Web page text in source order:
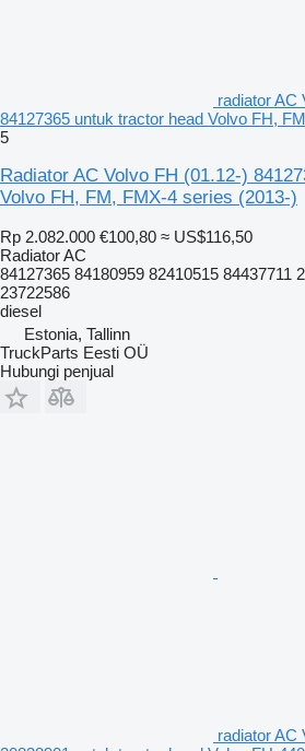
radiator AC
84127365 untuk tractor head Volvo FH,
5
Radiator AC Volvo FH (01.12-)
Volvo FH, FM, FMX-4 series (2013-)
Rp 2.082.000 €100,80 ≈ US$116,50
Radiator AC
84127365 84180959 82410515 84437711
23722586
diesel
Estonia, Tallinn
TruckParts Eesti OÜ
Hubungi penjual
radiator AC